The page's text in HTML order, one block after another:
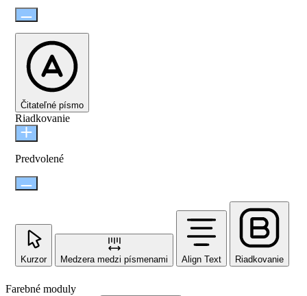
Čitateľné písmo
Riadkovanie
Predvolené
Kurzor Medzera medzi písmenami Align Text Riadkovanie
Farebné moduly